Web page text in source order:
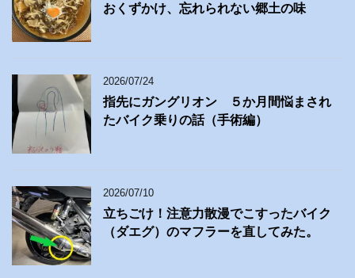
おくずかけ、忘れられない郷土の味
2026/07/24
指先にガングリオン ５か月間悩まされ
たバイク乗りの話（手術編）
2026/07/10
立ちごけ！注意力散漫でこすったバイク
（ダエグ）のマフラーを直してみた。